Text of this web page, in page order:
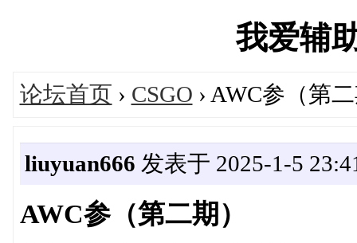
我爱辅
论坛首页 › CSGO › AWC参（第
liuyuan666 发表于 2025-1-5
AWC参（第二期）